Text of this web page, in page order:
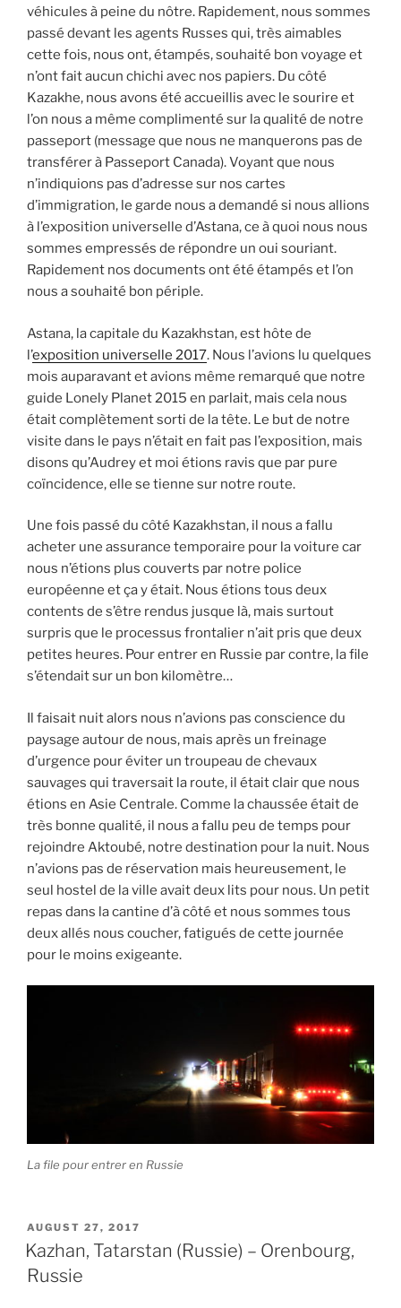
véhicules à peine du nôtre. Rapidement, nous sommes
passé devant les agents Russes qui, très aimables
cette fois, nous ont, étampés, souhaité bon voyage et
n’ont fait aucun chichi avec nos papiers. Du côté
Kazakhe, nous avons été accueillis avec le sourire et
l’on nous a même complimenté sur la qualité de notre
passeport (message que nous ne manquerons pas de
transférer à Passeport Canada). Voyant que nous
n’indiquions pas d’adresse sur nos cartes
d’immigration, le garde nous a demandé si nous allions
à l’exposition universelle d’Astana, ce à quoi nous nous
sommes empressés de répondre un oui souriant.
Rapidement nos documents ont été étampés et l’on
nous a souhaité bon périple.
Astana, la capitale du Kazakhstan, est hôte de
l’exposition universelle 2017. Nous l’avions lu quelques
mois auparavant et avions même remarqué que notre
guide Lonely Planet 2015 en parlait, mais cela nous
était complètement sorti de la tête. Le but de notre
visite dans le pays n’était en fait pas l’exposition, mais
disons qu’Audrey et moi étions ravis que par pure
coïncidence, elle se tienne sur notre route.
Une fois passé du côté Kazakhstan, il nous a fallu
acheter une assurance temporaire pour la voiture car
nous n’étions plus couverts par notre police
européenne et ça y était. Nous étions tous deux
contents de s’être rendus jusque là, mais surtout
surpris que le processus frontalier n’ait pris que deux
petites heures. Pour entrer en Russie par contre, la file
s’étendait sur un bon kilomètre…
Il faisait nuit alors nous n’avions pas conscience du
paysage autour de nous, mais après un freinage
d’urgence pour éviter un troupeau de chevaux
sauvages qui traversait la route, il était clair que nous
étions en Asie Centrale. Comme la chaussée était de
très bonne qualité, il nous a fallu peu de temps pour
rejoindre Aktoubé, notre destination pour la nuit. Nous
n’avions pas de réservation mais heureusement, le
seul hostel de la ville avait deux lits pour nous. Un petit
repas dans la cantine d’à côté et nous sommes tous
deux allés nous coucher, fatigués de cette journée
pour le moins exigeante.
La file pour entrer en Russie
POSTED
ON
AUGUST 27, 2017
Kazhan, Tatarstan (Russie) – Orenbourg,
Russie